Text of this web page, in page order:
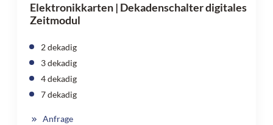
Elektronikkarten | Dekadenschalter digitales
Zeitmodul
2 dekadig
3 dekadig
4 dekadig
7 dekadig
Anfrage